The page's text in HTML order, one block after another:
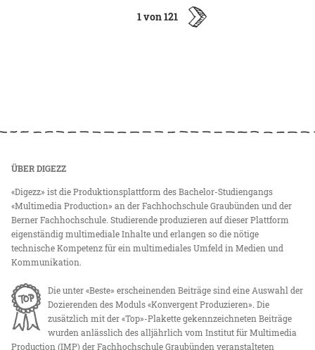
1 von 121
ÜBER DIGEZZ
«Digezz» ist die Produktionsplattform des Bachelor-Studiengangs
«Multimedia Production» an der Fachhochschule Graubünden und der
Berner Fachhochschule. Studierende produzieren auf dieser Plattform
eigenständig multimediale Inhalte und erlangen so die nötige
technische Kompetenz für ein multimediales Umfeld in Medien und
Kommunikation.
Die unter «Beste» erscheinenden Beiträge sind eine Auswahl der
Dozierenden des Moduls «Konvergent Produzieren». Die
zusätzlich mit der «Top»-Plakette gekennzeichneten Beiträge
wurden anlässlich des alljährlich vom Institut für Multimedia
Production (IMP) der Fachhochschule Graubünden veranstalteten